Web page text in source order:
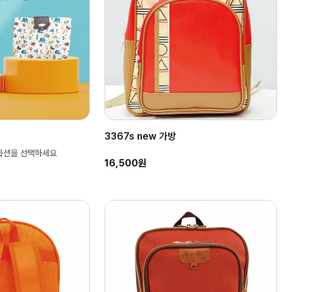
션을 선택하세요
3367s new 가방
16,500원